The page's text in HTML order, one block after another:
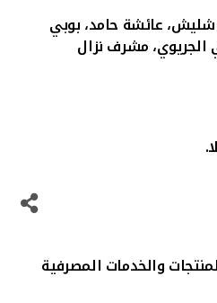
شليش، عائشة حامد، بوبي
الجريوي، مشرف نزال
والخدمات المصرفية